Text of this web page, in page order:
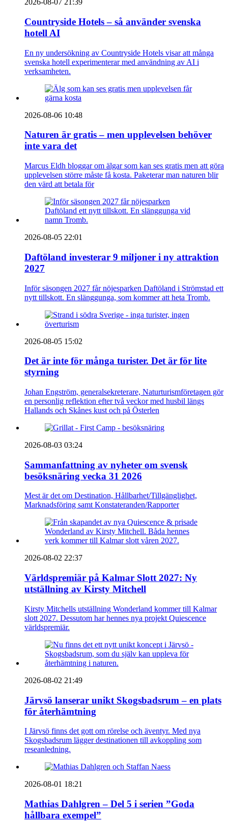
2026-08-07 21:39
Countryside Hotels – så använder svenska
hotell AI
En ny undersökning av Countryside Hotels visar att många
svenska hotell experimenterar med användning av AI i
verksamheten.
2026-08-06 10:48
Naturen är gratis – men upplevelsen behöver
inte vara det
Marcus Eldh bloggar om älgar som kan ses gratis men att göra
upplevelsen större måste få kosta. Paketerar man naturen blir
den värd att betala för
2026-08-05 22:01
Daftöland investerar 9 miljoner i ny attraktion
2027
Inför säsongen 2027 får nöjesparken Daftöland i Strömstad ett
nytt tillskott. En slänggunga, som kommer att heta Tromb.
2026-08-05 15:02
Det är inte för många turister. Det är för lite
styrning
Johan Engström, generalsekreterare, Naturturismföretagen gör
en personlig reflektion efter två veckor med husbil längs
Hallands och Skånes kust och på Österlen
2026-08-03 03:24
Sammanfattning av nyheter om svensk
besöksnäring vecka 31 2026
Mest är det om Destination, Hållbarhet/Tillgänglighet,
Marknadsföring samt Konstateranden/Rapporter
2026-08-02 22:37
Världspremiär på Kalmar Slott 2027: Ny
utställning av Kirsty Mitchell
Kirsty Mitchells utställning Wonderland kommer till Kalmar
slott 2027. Dessutom har hennes nya projekt Quiescence
världspremiär.
2026-08-02 21:49
Järvsö lanserar unikt Skogsbadsrum – en plats
för återhämtning
I Järvsö finns det gott om rörelse och äventyr. Med nya
Skogsbadsrum lägger destinationen till avkoppling som
reseanledning.
2026-08-01 18:21
Mathias Dahlgren – Del 5 i serien ”Goda
hållbara exempel”